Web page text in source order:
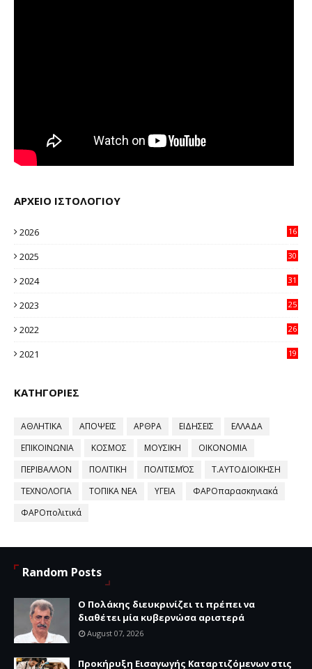
ΑΡΧΕΙΟ ΙΣΤΟΛΟΓΙΟΥ
2026
16
2025
30
2024
31
2023
25
2022
26
2021
19
ΚΑΤΗΓΟΡΙΕΣ
ΑΘΛΗΤΙΚΑ ΑΠΟΨΕΙΣ ΑΡΘΡΑ ΕΙΔΗΣΕΙΣ
ΕΛΛΑΔΑ
ΕΠΙΚΟΙΝΩΝΙΑ
ΚΟΣΜΟΣ ΜΟΥΣΙΚΗ
ΟΙΚΟΝΟΜΙΑ
ΠΕΡΙΒΑΛΛΟΝ
ΠΟΛΙΤΙΚΗ ΠΟΛΙΤΙΣΜΌΣ
Τ.ΑΥΤΟΔΙΟΙΚΗΣΗ
ΤΕΧΝΟΛΟΓΙΑ
ΤΟΠΙΚΑ ΝΕΑ ΥΓΕΙΑ
ΦΑΡΟπαρασκηνιακά
ΦΑΡΟπολιτικά
Random Posts
Ο Πολάκης διευκρινίζει τι πρέπει να
διαθέτει μία κυβερνώσα αριστερά
August 07, 2026
Προκήρυξη Εισαγωγής Καταρτιζόμενων στις